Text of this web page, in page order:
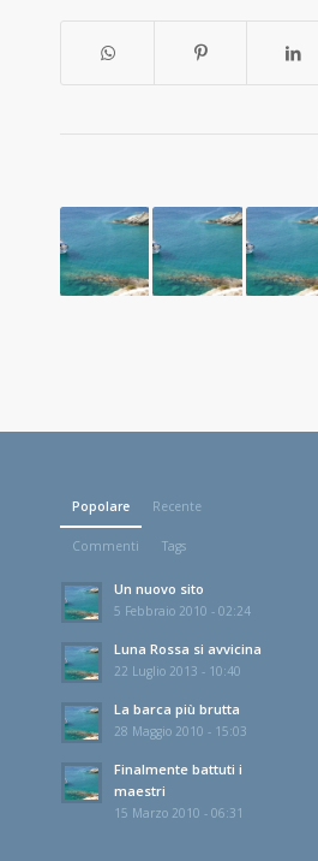
Popolare Recente
Commenti Tags
Un nuovo sito
5 Febbraio 2010 - 02:24
Luna Rossa si avvicina
22 Luglio 2013 - 10:40
La barca più brutta
28 Maggio 2010 - 15:03
Finalmente battuti i
maestri
15 Marzo 2010 - 06:31